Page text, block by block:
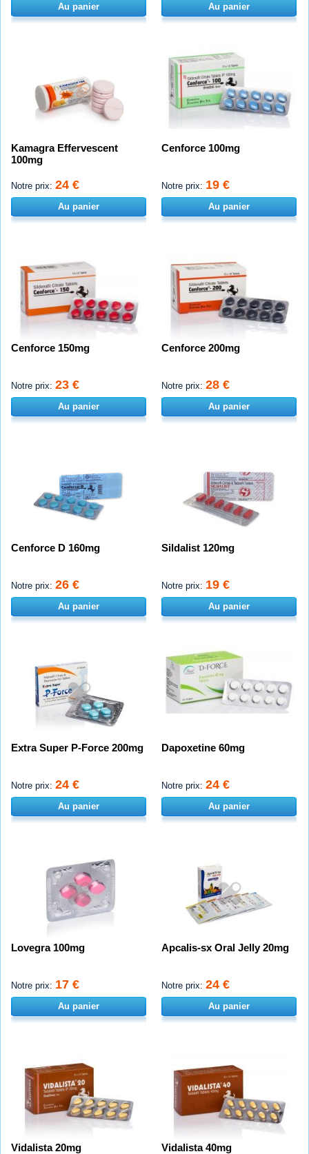
Au panier Au panier
Kamagra Effervescent
100mg
Notre prix: 24 €
Au panier
Cenforce 100mg
Notre prix: 19 €
Au panier
Cenforce 150mg
Notre prix: 23 €
Au panier
Cenforce 200mg
Notre prix: 28 €
Au panier
Cenforce D 160mg
Notre prix: 26 €
Au panier
Sildalist 120mg
Notre prix: 19 €
Au panier
Extra Super P-Force 200mg
Notre prix: 24 €
Au panier
Dapoxetine 60mg
Notre prix: 24 €
Au panier
Lovegra 100mg
Notre prix: 17 €
Au panier
Apcalis-sx Oral Jelly 20mg
Notre prix: 24 €
Au panier
Vidalista 20mg Vidalista 40mg